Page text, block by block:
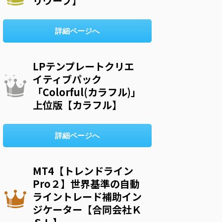
詳細ページへ
LPテンプレートクリエ
イティブパック
「Colorful(カラフル)」
上位版【カラフル】
詳細ページへ
MT4【トレンドライン
Pro２】世界基準の自動
ライントレード補助イン
ジケーター【合同会社Ｋ